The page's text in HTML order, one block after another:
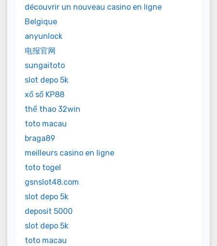
découvrir un nouveau casino en ligne
Belgique
anyunlock
电报官网
sungaitoto
slot depo 5k
xổ số KP88
thể thao 32win
toto macau
braga89
meilleurs casino en ligne
toto togel
gsnslot48.com
slot depo 5k
deposit 5000
slot depo 5k
toto macau